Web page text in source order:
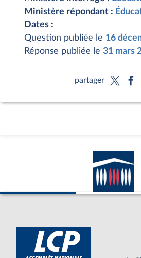
Ministère répondant :
Dates :
Question publiée le 16
Réponse publiée le 31 mars
partager